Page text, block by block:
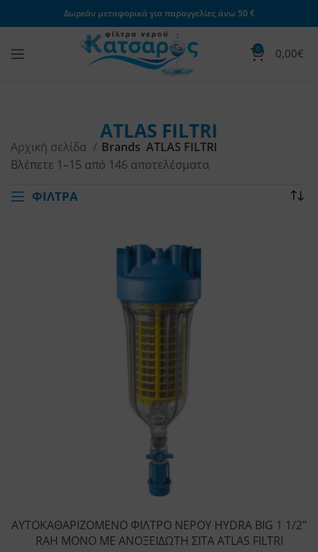
Δωρεάν μεταφορικά για παραγγελίες άνω 50 €
0 0,00€
ATLAS FILTRI
Αρχική σελίδα Brands ATLAS FILTRI
Βλέπετε 1–15 από 146 αποτελέσματα
ΦΙΛΤΡΑ
ΑΥΤΟΚΑΘΑΡΙΖΟΜΕΝΟ ΦΙΛΤΡΟ ΝΕΡΟΥ HYDRA BIG 1 1/2″
RAH ΜΟΝΟ ΜΕ ΑΝΟΞΕΙΔΩΤΗ ΣΙΤΑ ATLAS FILTRI